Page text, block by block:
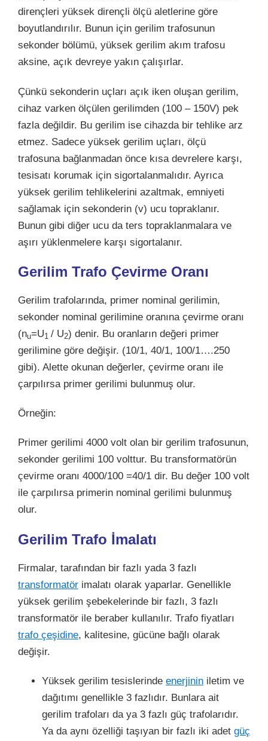
dirençleri yüksek dirençli ölçü aletlerine göre
boyutlandırılır. Bunun için gerilim trafosunun
sekonder bölümü, yüksek gerilim akım trafosu
aksine, açık devreye yakın çalışırlar.
Çünkü sekonderin uçları açık iken oluşan gerilim,
cihaz varken ölçülen gerilimden (100 – 150V) pek
fazla değildir. Bu gerilim ise cihazda bir tehlike arz
etmez. Sadece yüksek gerilim uçları, ölçü
trafosuna bağlanmadan önce kısa devrelere karşı,
tesisatı korumak için sigortalanmalıdır. Ayrıca
yüksek gerilim tehlikelerini azaltmak, emniyeti
sağlamak için sekonderin (v) ucu topraklanır.
Bunun gibi diğer ucu da ters topraklanmalara ve
aşırı yüklenmelere karşı sigortalanır.
Gerilim Trafo Çevirme Oranı
Gerilim trafolarında, primer nominal gerilimin,
sekonder nominal gerilimine oranına çevirme oranı
(nu=U1 / U2) denir. Bu oranların değeri primer
gerilimine göre değişir. (10/1, 40/1, 100/1….250
gibi). Alette okunan değerler, çevirme oranı ile
çarpılırsa primer gerilimi bulunmuş olur.
Örneğin:
Primer gerilimi 4000 volt olan bir gerilim trafosunun,
sekonder gerilimi 100 volttur. Bu transformatörün
çevirme oranı 4000/100 =40/1 dir. Bu değer 100 volt
ile çarpılırsa primerin nominal gerilimi bulunmuş
olur.
Gerilim Trafo İmalatı
Firmalar, tarafından bir fazlı yada 3 fazlı
transformatör imalatı olarak yaparlar. Genellikle
yüksek gerilim şebekelerinde bir fazlı, 3 fazlı
transformatör ile beraber kullanılır. Trafo fiyatları
trafo çeşidine, kalitesine, gücüne bağlı olarak
değişir.
Yüksek gerilim tesislerinde enerjinin iletim ve
dağıtımı genellikle 3 fazlıdır. Bunlara ait
gerilim trafoları da ya 3 fazlı güç trafolarıdır.
Ya da aynı özelliği taşıyan bir fazlı iki adet güç